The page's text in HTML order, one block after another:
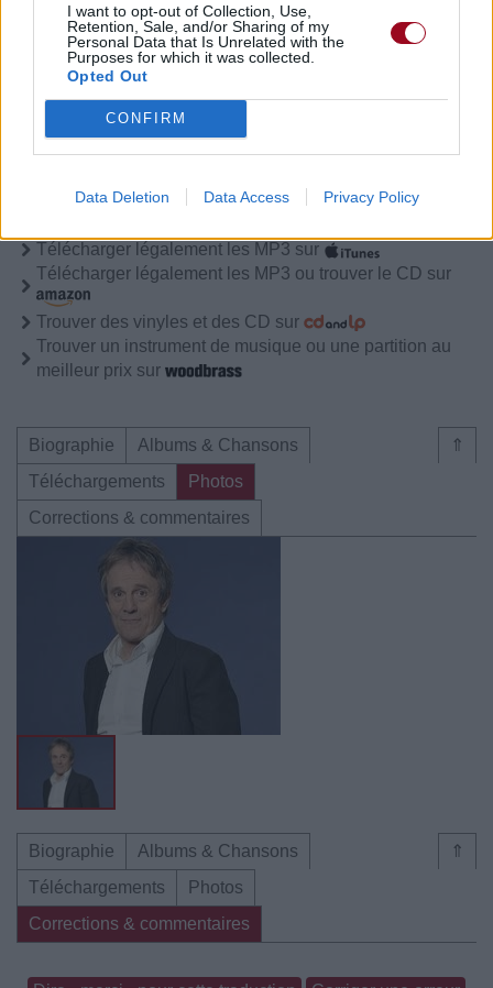
I want to opt-out of Collection, Use,
Retention, Sale, and/or Sharing of my
Personal Data that Is Unrelated with the
Purposes for which it was collected.
Opted Out
CONFIRM
Data Deletion Data Access Privacy Policy
Biographie
Albums & Chansons
Téléchargements
Photos
Corrections & commentaires
Pour prolonger le plaisir musical :
Télécharger légalement les MP3 sur
Télécharger légalement les MP3 ou trouver le CD sur
Trouver des vinyles et des CD sur
Trouver un instrument de musique ou une partition au
meilleur prix sur
⇑
Biographie
Albums & Chansons
Téléchargements
Photos
Corrections & commentaires
⇑
Biographie
Albums & Chansons
Téléchargements
Photos
Corrections & commentaires